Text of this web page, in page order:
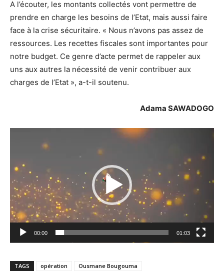
A l’écouter, les montants collectés vont permettre de
prendre en charge les besoins de l’Etat, mais aussi faire
face à la crise sécuritaire. « Nous n’avons pas assez de
ressources. Les recettes fiscales sont importantes pour
notre budget. Ce genre d’acte permet de rappeler aux
uns aux autres la nécessité de venir contribuer aux
charges de l’Etat », a-t-il soutenu.
Adama SAWADOGO
Lecteur
00:00 01:03
TAGS opération Ousmane Bougouma